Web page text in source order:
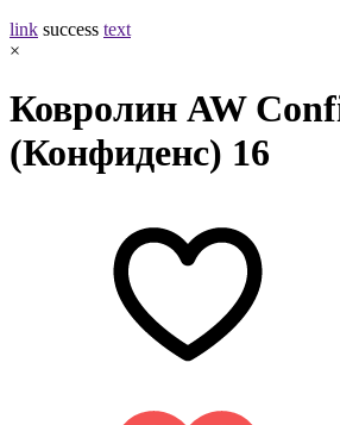
link success text
×
Ковролин AW
(Конфиденс) 16